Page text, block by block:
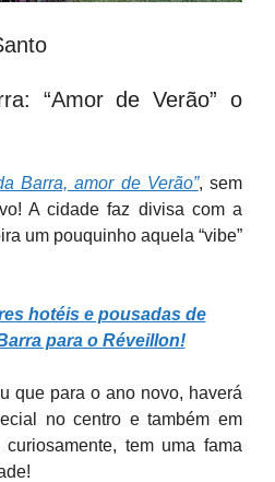
“Amor de Verão” o
Barra, amor de Verão”, sem
A cidade faz divisa com a
um pouquinho aquela “vibe”
hotéis e pousadas de
para o Réveillon!
que para o ano novo, haverá
no centro e também em
tem uma fama